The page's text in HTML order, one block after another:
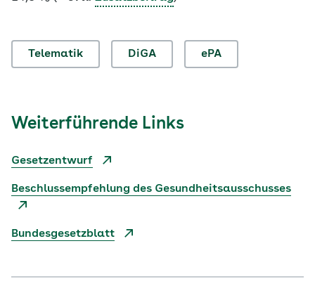
Telematik DiGA ePA
Weiterführende Links
Gesetzentwurf
Beschlussempfehlung des Gesundheitsausschusses
Bundesgesetzblatt